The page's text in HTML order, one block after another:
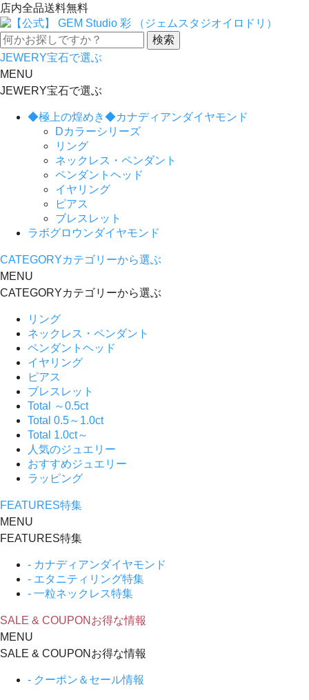
店内全品送料無料
JEWERY宝石で選ぶ
MENU
JEWERY宝石で選ぶ
◆極上の煌めき◆カナディアンダイヤモンド
Dカラーシリーズ
リング
ネックレス・ペンダント
ペンダントヘッド
イヤリング
ピアス
ブレスレット
ラボグロウンダイヤモンド
CATEGORYカテゴリーから選ぶ
MENU
CATEGORYカテゴリーから選ぶ
リング
ネックレス・ペンダント
ペンダントヘッド
イヤリング
ピアス
ブレスレット
Total ～0.5ct
Total 0.5～1.0ct
Total 1.0ct～
人気のジュエリー
おすすめジュエリー
ラッピング
FEATURES特集
MENU
FEATURES特集
- カナディアンダイヤモンド
- エタニティリング特集
- 一粒ネックレス特集
SALE & COUPON お得な情報
MENU
SALE & COUPON お得な情報
- クーポン＆セール情報